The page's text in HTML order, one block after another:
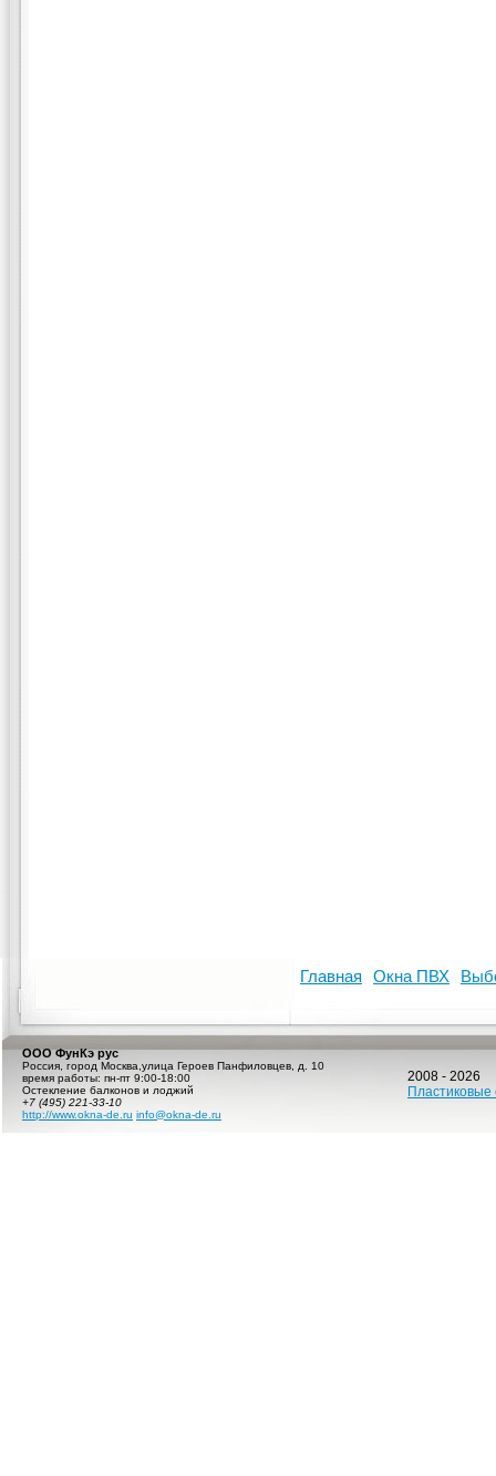
ООО ФунКэ рус
Россия город Москва улица Героев Панфиловцев, д. 10
время работы: пн-пт 9:00-18:00
Остекление балконов и лоджий
+7 (495) 221-33-10
http://www.okna-de.ru info@okna-de.ru
2008 - 2026
Главная Окна ПВХ